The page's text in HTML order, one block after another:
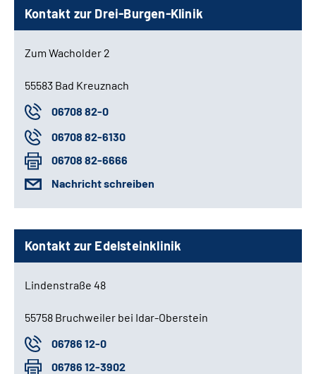
Kontakt zur Drei-Burgen-Klinik
Zum Wacholder 2
55583 Bad Kreuznach
06708 82-0
06708 82-6130
06708 82-6666
Nachricht schreiben
Kontakt zur Edelsteinklinik
Lindenstraße 48
55758 Bruchweiler bei Idar-Oberstein
06786 12-0
06786 12-3902